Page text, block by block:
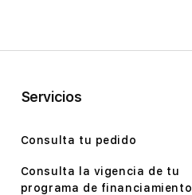
Servicios
Consulta tu pedido
Consulta la vigencia de tu
programa de financiamiento